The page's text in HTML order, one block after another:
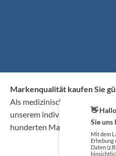
Markenqualität kaufen Sie
Als medizinischer
unserem individuellen
hunderten Marken zu Top-
👋
Sie uns
Mit dem
Erhebung
Daten